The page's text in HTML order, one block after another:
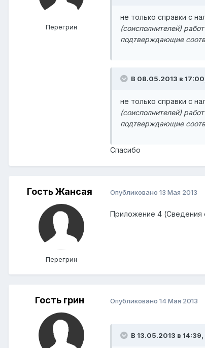
Перегрин
не только справки с
(соисполнителей)
подтверждающие
В 08.05.2013 в
не только справки с
(соисполнителей)
подтверждающие
Спасибо
Гость Жансая
Перегрин
Опубликовано 13 Мая 2013
Приложение 4 (Сведения
Гость грин Опубликовано 14 Мая 2013
В 13.05.2013 в